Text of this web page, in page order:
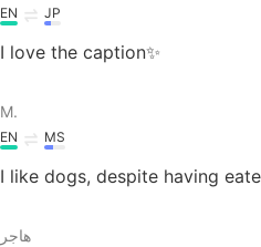
EN JP
I love the caption✨
M.
EN MS
I like dogs, despite having
هاجر